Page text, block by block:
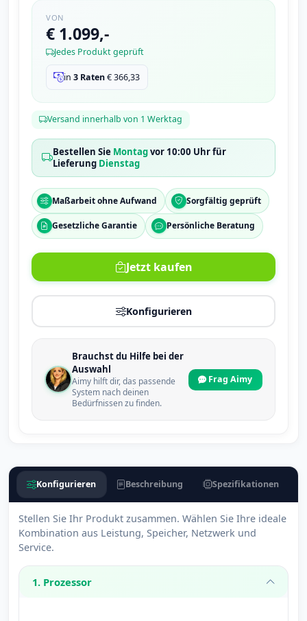
VON
€ 1.099,-
Jedes Produkt geprüft
in3 Raten€366,33
Versand innerhalb von 1 Werktag
Bestellen Sie Montagvor 10:00 Uhr für
Lieferung Dienstag
Maßarbeit ohne Aufwand Sorgfältig geprüft
Gesetzliche Garantie Persönliche Beratung
Jetzt kaufen
Konfigurieren
Brauchst du Hilfe bei der
Auswahl
Aimy hilft dir, das passende
System nach deinen
Bedürfnissen zu finden.
Frag Aimy
Konfigurieren Beschreibung Spezifikationen
Stellen Sie Ihr Produkt zusammen. Wählen Sie Ihre ideale
Kombination aus Leistung, Speicher, Netzwerk und
Service.
1. Prozessor